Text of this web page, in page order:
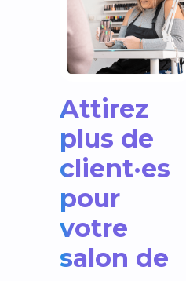
Attirez
plus de
client·es
pour
votre
salon de